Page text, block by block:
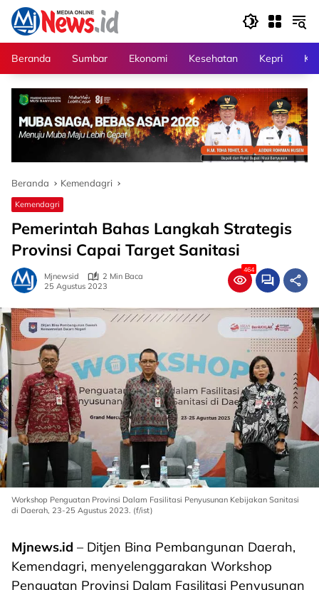
Langsung
konten
Beranda
Sumbar Ekonomi Kesehatan Kepri
Beranda Kemendagri
Kemendagri
Pemerintah Bahas Langkah Strategis
Provinsi Capai Target Sanitasi
Mjnewsid
2 Min Baca
25 Agustus 2023
464
Workshop Penguatan Provinsi Dalam Fasilitasi Penyusunan Kebijakan Sanitasi
di Daerah, 23-25 Agustus 2023. (f/ist)
Mjnews.id – Ditjen Bina Pembangunan Daerah,
Kemendagri, menyelenggarakan Workshop
Penguatan Provinsi Dalam Fasilitasi Penyusunan